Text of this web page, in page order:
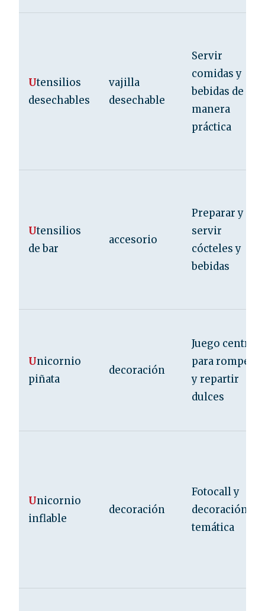
Utensilios
desechables
vajilla
desechable
Servir
comidas y
bebidas de
manera
práctica
Utensilios
de bar
accesorio
Preparar y
servir
cócteles y
bebidas
Unicornio
piñata
decoración
Juego central
para romper
y repartir
dulces
Unicornio
inflable
decoración
Fotocall y
decoración
temática